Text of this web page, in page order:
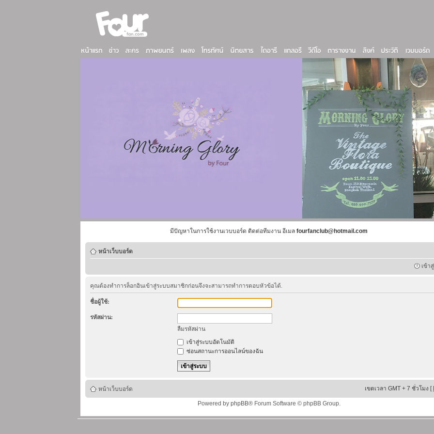
มีปัญหาในการใช้งานเวบบอร์ด ติดต่อทีมงาน อีเมล fourfanclub@hotmail.com
หน้าเว็บบอร์ด
เข้า
คุณต้องทำการล็อกอินเข้าสู่ระบบสมาชิกก่อนจึงจะสามารถทำการตอบหัวข้อได้.
ชื่อผู้ใช้:
รหัสผ่าน:
ลืมรหัสผ่าน
เข้าสู่ระบบอัตโนมัติ
ซ่อนสถานะการออนไลน์ของฉัน
หน้าเว็บบอร์ด เขตเวลา GMT + 7 ชั่วโมง [
Powered by phpBB® Forum Software © phpBB Group.